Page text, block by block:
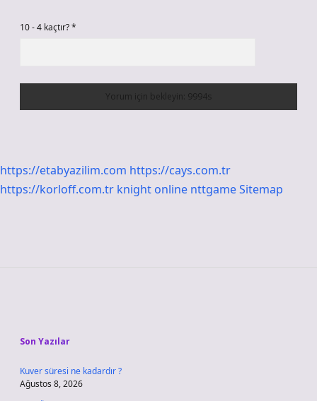
10 - 4 kaçtır?*
https://etabyazilim.com https://cays.com.tr
https://korloff.com.tr knight online nttgameSitemap
Son Yazılar
Kuver süresi ne kadardır ?
Ağustos 8, 2026